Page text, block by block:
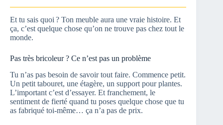
Et tu sais quoi ? Ton meuble aura une vraie histoire. Et
ça, c’est quelque chose qu’on ne trouve pas chez tout le
monde.
Pas très bricoleur ? Ce n’est pas un problème
Tu n’as pas besoin de savoir tout faire. Commence petit.
Un petit tabouret, une étagère, un support pour plantes.
L’important c’est d’essayer. Et franchement, le
sentiment de fierté quand tu poses quelque chose que tu
as fabriqué toi-même… ça n’a pas de prix.